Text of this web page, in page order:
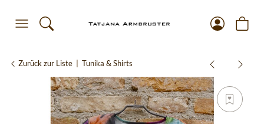
Zurück zur Liste Tunika & Shirts